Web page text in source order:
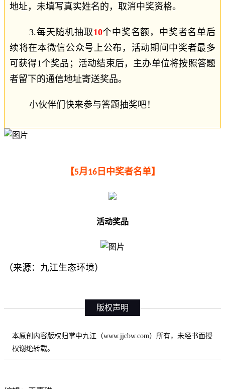
地址，未填写真实姓名的，取消中奖资格。
3.每天随机抽取10个中奖名额，中奖者名单后
续将在本微信公众号上公布，活动期间中奖者最多
可获得1个奖品；活动结束后，主办单位将按照答题
者留下的通信地址寄送奖品。
小伙伴们快来参与答题抽奖吧！
【5月 16日中奖者名单】
活动奖品
（来源：九江生态环境）
版权声明
本原创内容版权归掌中九江（www.jjcbw.com）所有，未经书面授
权谢绝转载。